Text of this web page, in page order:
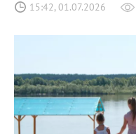
15:42, 01.07.2026